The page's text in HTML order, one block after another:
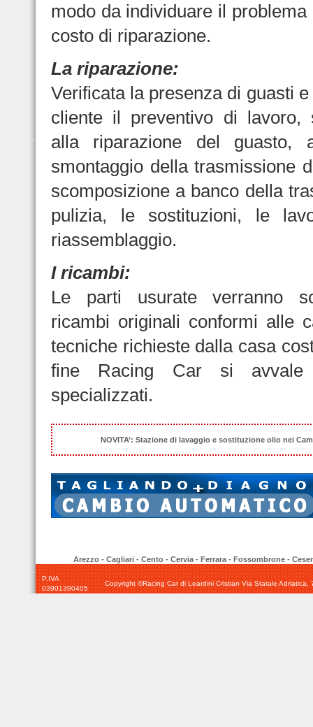
modo da individuare il
costo di riparazione.
La riparazione:
Verificata la presenza di guasti
cliente il preventivo di lavoro,
alla riparazione del guasto,
smontaggio della trasmissione
scomposizione a banco della
pulizia, le sostituzioni, le
riassemblaggio.
I ricambi:
Le parti usurate verranno
ricambi originali conformi alle
tecniche richieste dalla casa
fine Racing Car si avvale
specializzati.
NOVITA’: Stazione di lavaggio e sostituzione olio nei
Arezzo - Cagliari - Cento - Cervia - Ferrara - Fossombrone -
P.IVA
03901390405
Copyright ©Racing Car di Leardini Cristian Via Statale